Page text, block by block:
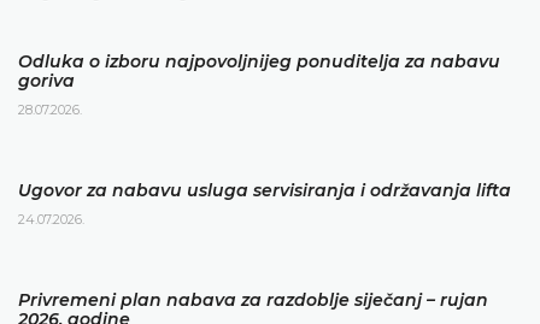
Odluka o izboru najpovoljnijeg ponuditelja za nabavu
goriva
28.07.2026.
Ugovor za nabavu usluga servisiranja i održavanja lifta
24.07.2026.
Privremeni plan nabava za razdoblje siječanj – rujan
2026. godine